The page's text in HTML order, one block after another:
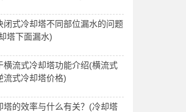
闭式冷却塔不同部位漏水的问题
塔下面漏水)
横流式冷却塔功能介绍(横流式
流式冷却塔价格)
塔的效率与什么有关？(冷却塔